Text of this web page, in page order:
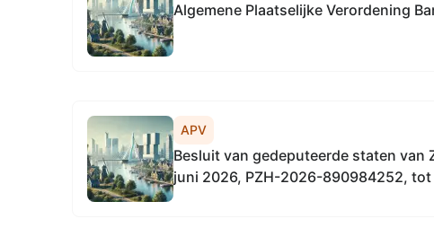
Algemene Plaatselijke Verordening
APV
Besluit van gedeputeerde staten van
juni 2026, PZH-2026-890984252,